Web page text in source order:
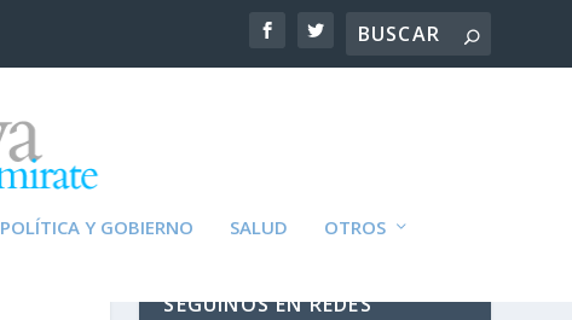
POLÍTICA Y GOBIERNO SALUD OTROS
SEGUINOS EN REDES